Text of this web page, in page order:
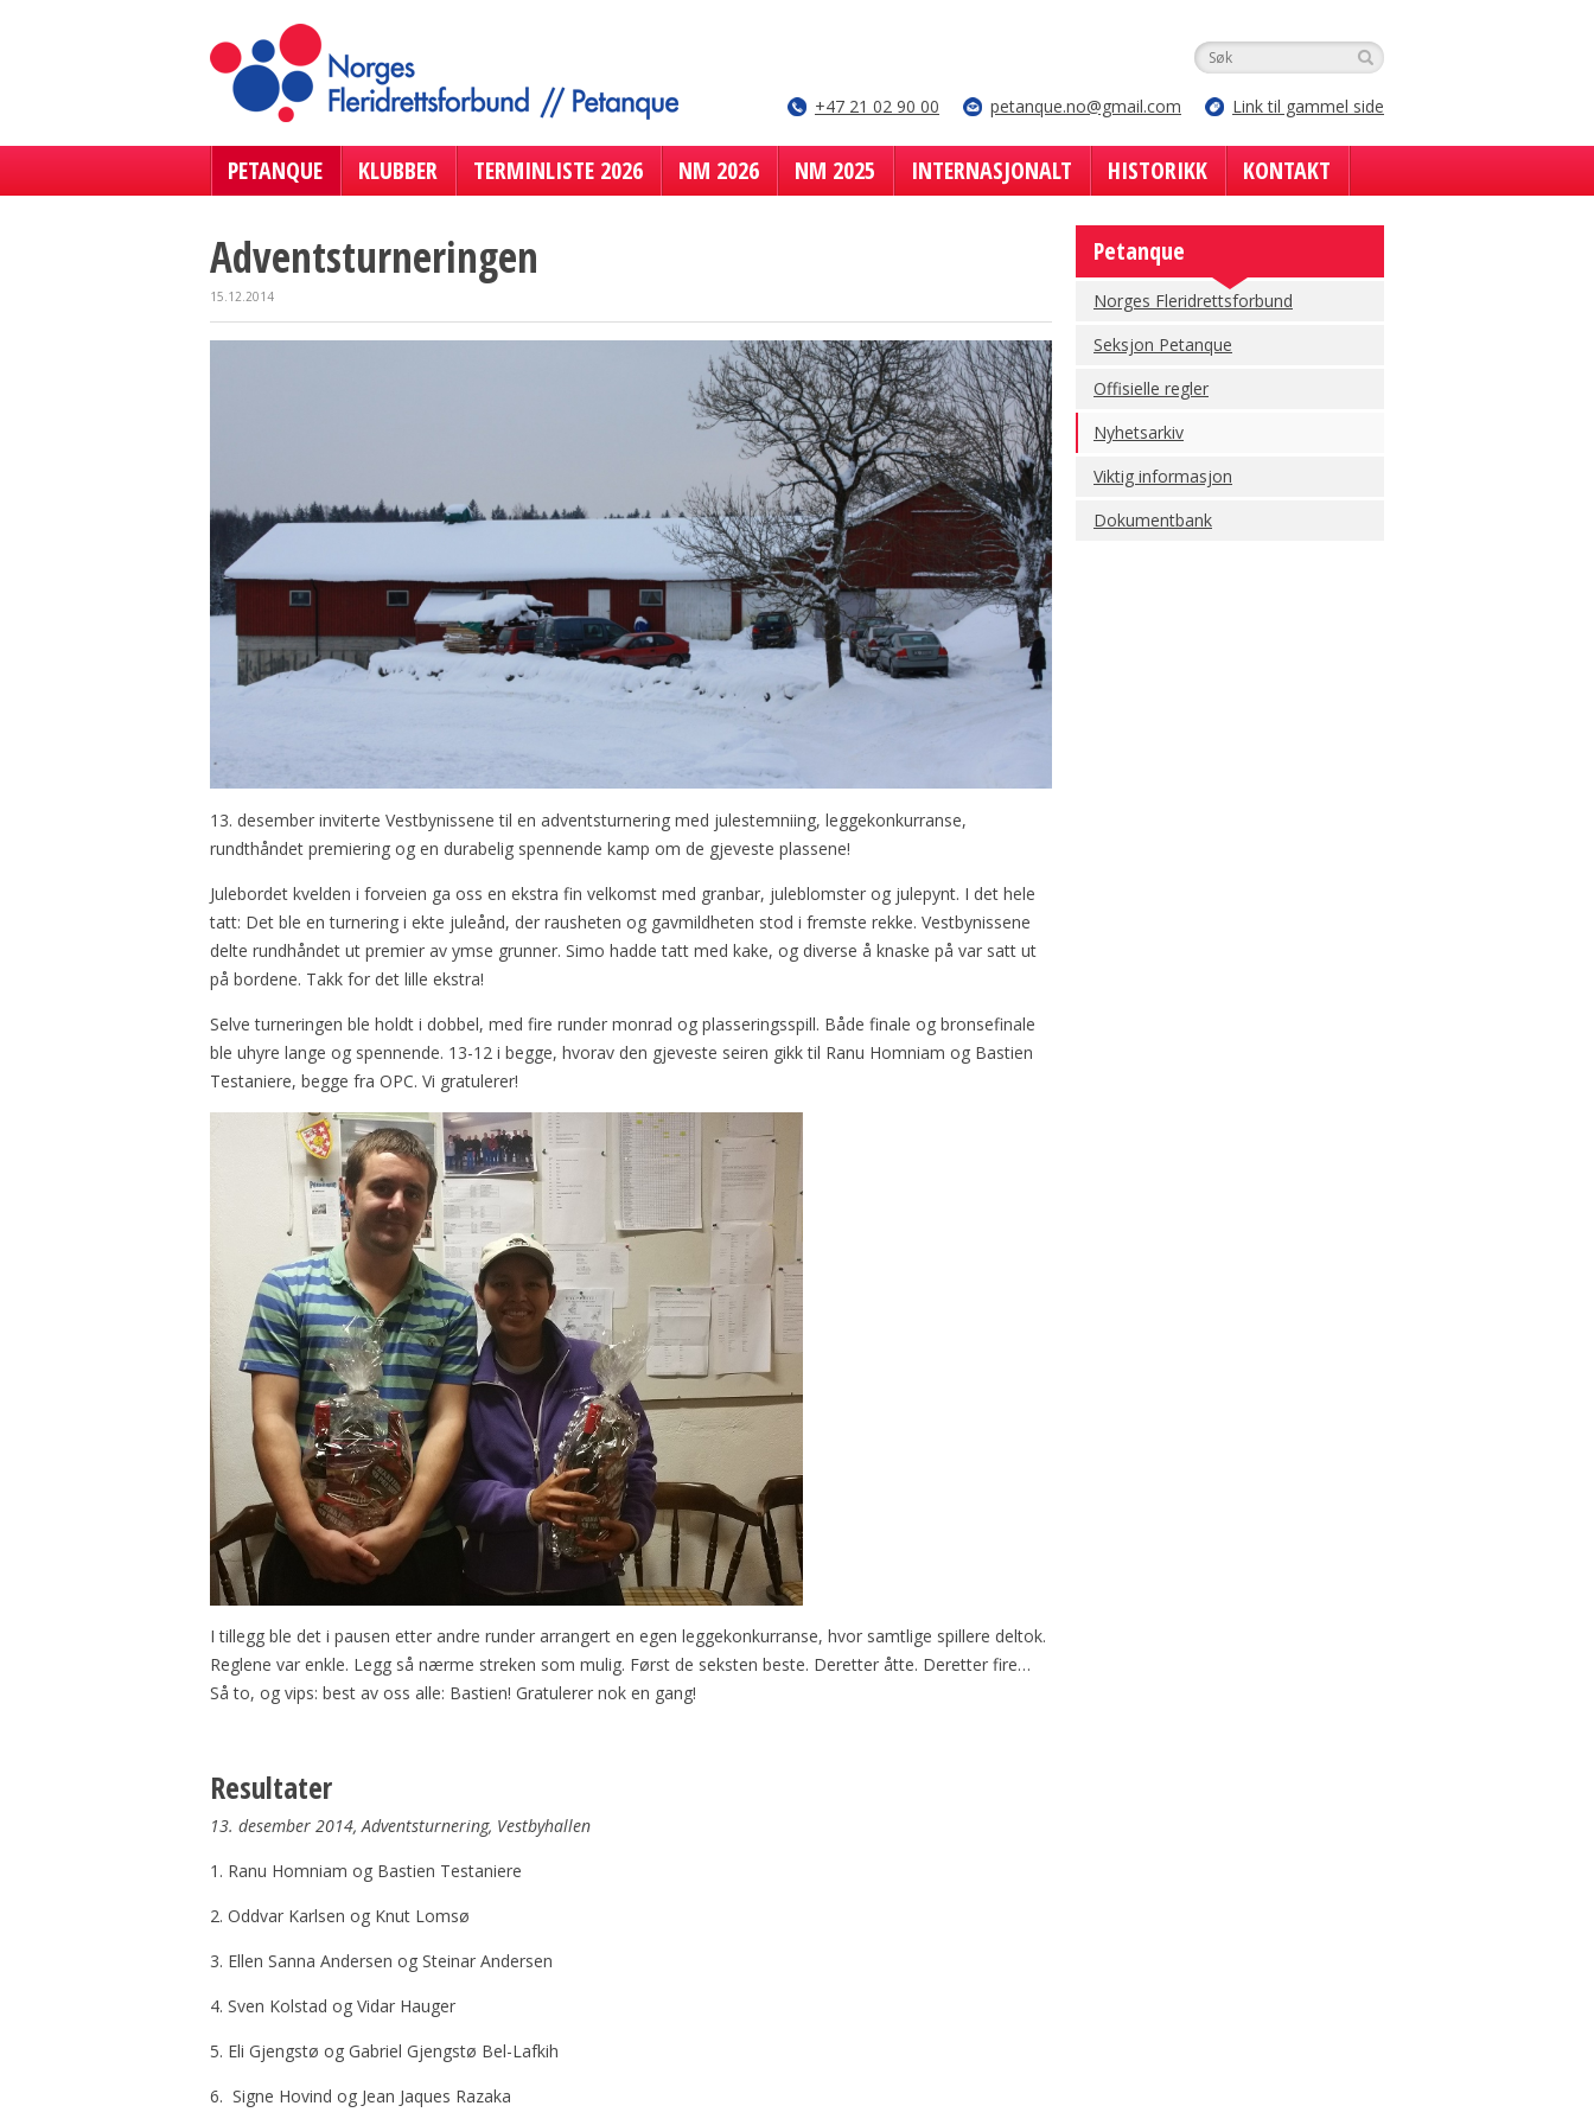
+47 21 02 90 00 petanque.no@gmail.com Link til gammel side
PETANQUE KLUBBER TERMINLISTE 2026 NM 2026 NM 2025 INTERNASJONALT HISTORIKK KONTAKT
Adventsturneringen
15.12.2014
13. desember inviterte Vestbynissene til en adventsturnering med julestemniing, leggekonkurranse,
rundthåndet premiering og en durabelig spennende kamp om de gjeveste plassene!
Julebordet kvelden i forveien ga oss en ekstra fin velkomst med granbar, juleblomster og julepynt. I det hele
tatt: Det ble en turnering i ekte juleånd, der rausheten og gavmildheten stod i fremste rekke. Vestbynissene
delte rundhåndet ut premier av ymse grunner. Simo hadde tatt med kake, og diverse å knaske på var satt ut
på bordene. Takk for det lille ekstra!
Selve turneringen ble holdt i dobbel, med fire runder monrad og plasseringsspill. Både finale og bronsefinale
ble uhyre lange og spennende. 13-12 i begge, hvorav den gjeveste seiren gikk til Ranu Homniam og Bastien
Testaniere, begge fra OPC. Vi gratulerer!
I tillegg ble det i pausen etter andre runder arrangert en egen leggekonkurranse, hvor samtlige spillere deltok.
Reglene var enkle. Legg så nærme streken som mulig. Først de seksten beste. Deretter åtte. Deretter fire…
Så to, og vips: best av oss alle: Bastien! Gratulerer nok en gang!
Resultater
13. desember 2014, Adventsturnering, Vestbyhallen
1. Ranu Homniam og Bastien Testaniere
2. Oddvar Karlsen og Knut Lomsø
3. Ellen Sanna Andersen og Steinar Andersen
4. Sven Kolstad og Vidar Hauger
5. Eli Gjengstø og Gabriel Gjengstø Bel-Lafkih
6. Signe Hovind og Jean Jaques Razaka
Petanque
Norges Fleridrettsforbund
Seksjon Petanque
Offisielle regler
Nyhetsarkiv
Viktig informasjon
Dokumentbank